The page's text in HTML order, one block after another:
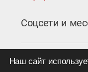
Соцсети и
Наш сайт